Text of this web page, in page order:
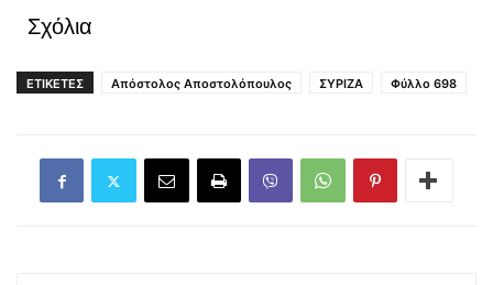
Σχόλια
ΕΤΙΚΕΤΕΣ Απόστολος Αποστολόπουλος ΣΥΡΙΖΑ Φύλλο 698